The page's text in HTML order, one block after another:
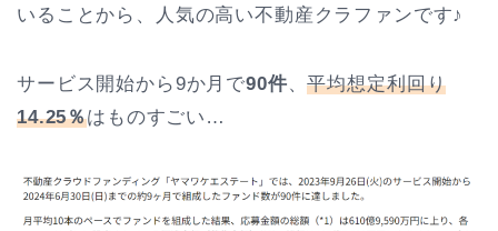
いることから、人気の高い不動産クラファンです♪
サービス開始から9か月で90件、平均想定利回り
14.25％はものすごい…